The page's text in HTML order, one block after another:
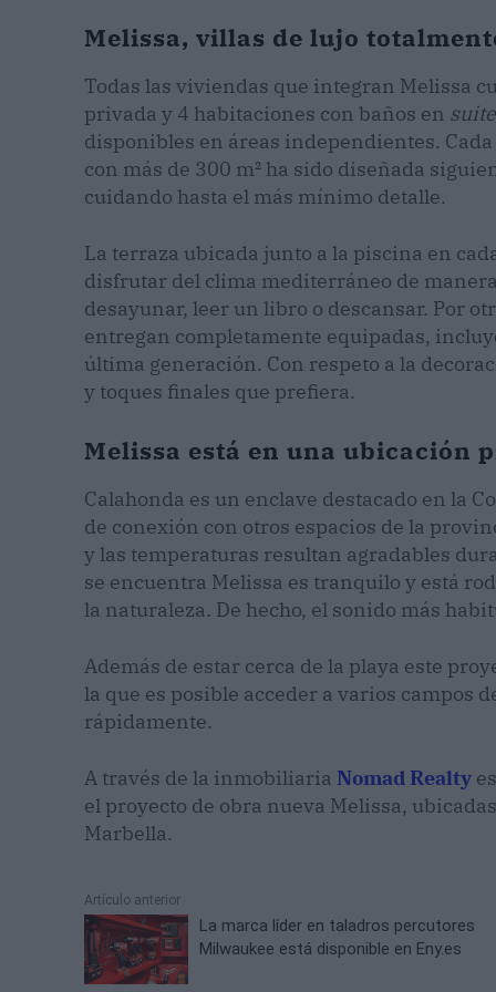
Melissa, villas de lujo
Todas las viviendas que integran Melissa
privada y 4 habitaciones con baños en
disponibles en áreas independientes.
con más de 300 m² ha sido diseñada
cuidando hasta el más mínimo detalle.
La terraza ubicada junto a la piscina en
disfrutar del clima mediterráneo de
desayunar, leer un libro o descansar. Por
entregan completamente equipadas,
última generación. Con respeto a la
y toques finales que prefiera.
Melissa está en una ubicación
Calahonda es un enclave destacado en la
de conexión con otros espacios de la
y las temperaturas resultan agradables
se encuentra Melissa es tranquilo y está
la naturaleza. De hecho, el sonido más
Además de estar cerca de la playa este
la que es posible acceder a varios campos
rápidamente.
A través de la inmobiliaria Nomad Realty
el proyecto de obra nueva Melissa,
Marbella.
Artículo anterior
La marca líder en taladros percutores
Milwaukee está disponible en Eny.es